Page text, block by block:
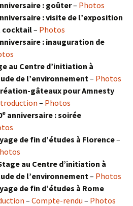
: goûter– Photos
: visite de l’exposition
cocktail– Photos
: inauguration de
au Centre d’initiation à
de l’environnement – Photos
gâteaux pour Amnesty
– Photos
e anniversaire : soirée
de fin d’études à Florence–
au Centre d’initiation à
de l’environnement – Photos
de fin d’études à Rome
– Compte-rendu – Photos